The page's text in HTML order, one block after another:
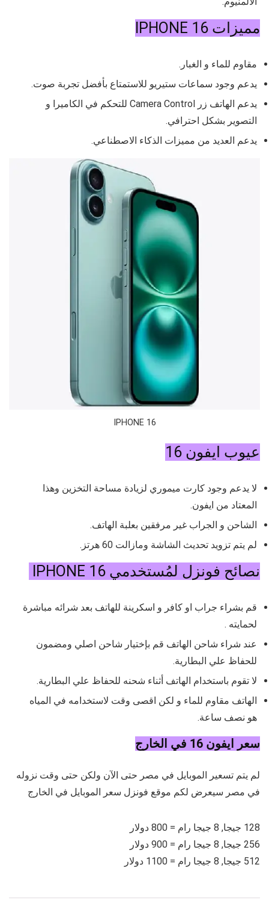
مميزات IPHONE 16
مقاوم للماء و الغبار.
يدعم وجود سماعات ستيريو للاستمتاع بأفضل تجربة صوت.
يدعم الهاتف
زر Camera Control للتحكم في الكاميرا و
التصوير بشكل احترافي.
يدعم العديد من مميزات الذكاء الاصطناعي.
IPHONE 16
عيوب ايفون 16
لا يدعم وجود كارت ميموري لزيادة مساحة التخزين وهذا
المعتاد من ايفون.
الشاحن و الجراب غير مرفقين بعلبة الهاتف.
لم يتم تزويد تحديث الشاشة ومازالت 60 هرتز.
نصائح فونزل لمُستخدمي IPHONE 16
قم بشراء جراب او كافر و اسكرينة للهاتف بعد شرائه مباشرة
لحمايته .
عند شراء شاحن الهاتف قم بإختيار شاحن اصلي ومضمون
للحفاظ علي البطارية.
لا تقوم باستخدام الهاتف أثناء شحنه للحفاظ علي البطارية.
الهاتف مقاوم للماء و لكن اقصى وقت لاستخدامه في المياه
هو نصف ساعة.
سعر ايفون 16 في الخارج
لم يتم تسعير الموبايل في مصر حتى الآن ولكن حتى وقت نزوله
في مصر سيعرض لكم موقع فونزل سعر الموبايل في الخارج
128 جيجا, 8 جيجا رام = 800 دولار
256 جيجا, 8 جيجا رام = 900 دولار
512 جيجا, 8 جيجا رام = 1100 دولار